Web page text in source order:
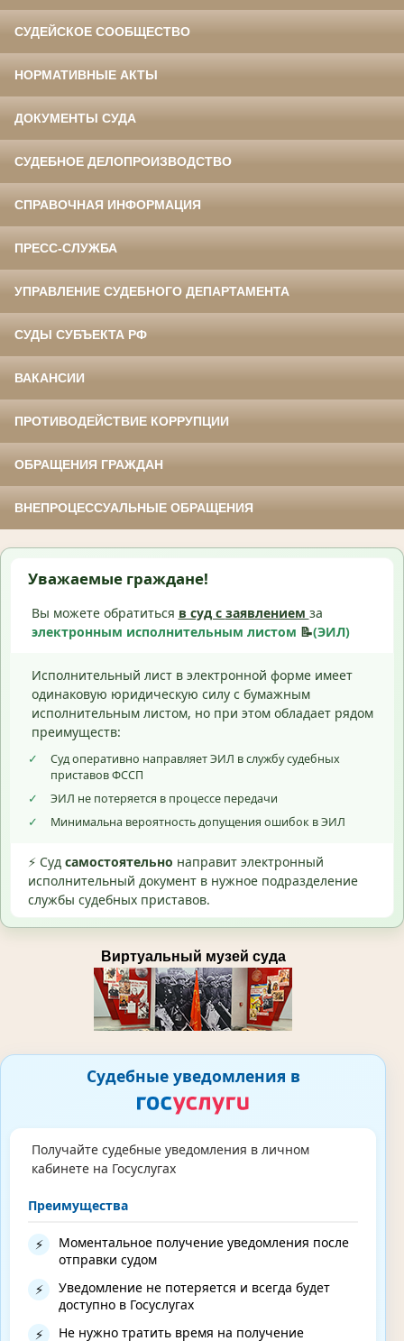
СУДЕЙСКОЕ СООБЩЕСТВО
НОРМАТИВНЫЕ АКТЫ
ДОКУМЕНТЫ СУДА
СУДЕБНОЕ ДЕЛОПРОИЗВОДСТВО
СПРАВОЧНАЯ ИНФОРМАЦИЯ
ПРЕСС-СЛУЖБА
УПРАВЛЕНИЕ СУДЕБНОГО ДЕПАРТАМЕНТА
СУДЫ СУБЪЕКТА РФ
ВАКАНСИИ
ПРОТИВОДЕЙСТВИЕ КОРРУПЦИИ
ОБРАЩЕНИЯ ГРАЖДАН
ВНЕПРОЦЕССУАЛЬНЫЕ ОБРАЩЕНИЯ
Уважаемые граждане!
Вы можете обратиться в суд с заявлением за
электронным исполнительным листом 📝(ЭИЛ)
Исполнительный лист в электронной форме имеет
одинаковую юридическую силу с бумажным
исполнительным листом, но при этом обладает рядом
преимуществ:
✓
Суд оперативно направляет ЭИЛ в службу судебных
приставов ФССП
✓
ЭИЛ не потеряется в процессе передачи
✓
Минимальна вероятность допущения ошибок в ЭИЛ
⚡ Суд самостоятельно направит электронный
исполнительный документ в нужное подразделение
службы судебных приставов.
Виртуальный музей суда
Судебные уведомления в
Получайте судебные уведомления в личном
кабинете на Госуслугах
Преимущества
⚡
Моментальное получение уведомления после
отправки судом
⚡
Уведомление не потеряется и всегда будет
доступно в Госуслугах
⚡
Не нужно тратить время на получение